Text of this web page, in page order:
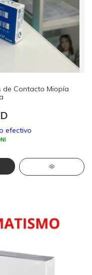
de Contacto Miopía